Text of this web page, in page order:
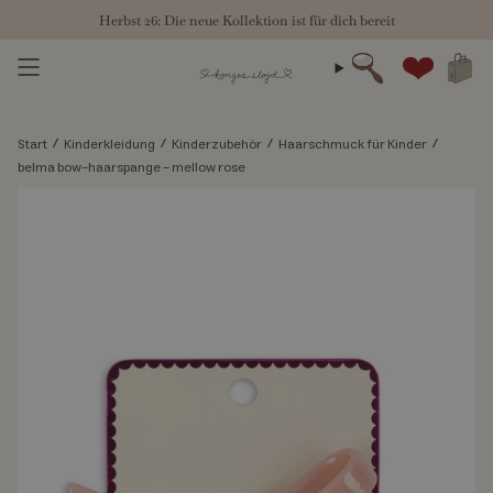
springen
Herbst 26: Die neue Kollektion ist für dich bereit
Suche
Start / Kinderkleidung / Kinderzubehör / Haarschmuck für Kinder /
belma bow-haarspange - mellow rose